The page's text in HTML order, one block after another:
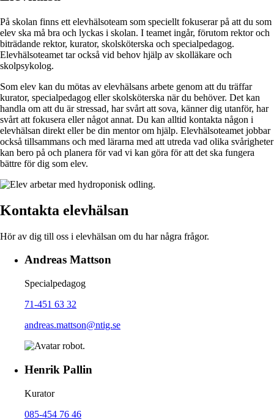
På skolan finns ett elevhälsoteam som speciellt fokuserar på att du som
elev ska må bra och lyckas i skolan. I teamet ingår, förutom rektor och
biträdande rektor, kurator, skolsköterska och specialpedagog.
Elevhälsoteamet tar också vid behov hjälp av skolläkare och
skolpsykolog.
Som elev kan du mötas av elevhälsans arbete genom att du träffar
kurator, specialpedagog eller skolsköterska när du behöver. Det kan
handla om att du är stressad, har svårt att sova, känner dig utanför, har
svårt att fokusera eller något annat. Du kan alltid kontakta någon i
elevhälsan direkt eller be din mentor om hjälp. Elevhälsoteamet jobbar
också tillsammans och med lärarna med att utreda vad olika svårigheter
kan bero på och planera för vad vi kan göra för att det ska fungera
bättre för dig som elev.
Kontakta elevhälsan
Hör av dig till oss i elevhälsan om du har några frågor.
Andreas Mattson
Specialpedagog
71-451 63 32
andreas.mattson@ntig.se
Henrik Pallin
Kurator
085-454 76 46